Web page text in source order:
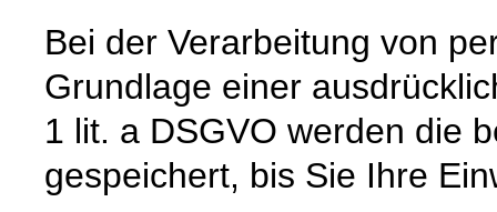
Bei der Verarbeitung von
Grundlage einer
1 lit. a DSGVO werden die
gespeichert, bis Sie Ihre